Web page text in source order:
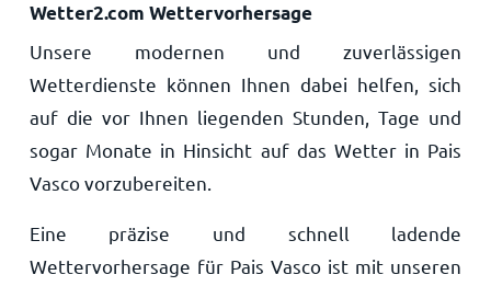
Wetter2.com Wettervorhersage
Unsere modernen und zuverlässigen
Wetterdienste können Ihnen dabei helfen, sich
auf die vor Ihnen liegenden Stunden, Tage und
sogar Monate in Hinsicht auf das Wetter in Pais
Vasco vorzubereiten.
Eine präzise und schnell ladende
Wettervorhersage für Pais Vasco ist mit unseren